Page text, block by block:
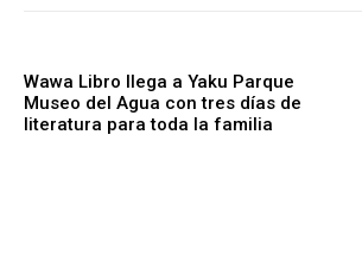
Wawa Libro llega a Yaku Parque
Museo del Agua con tres días de
literatura para toda la familia